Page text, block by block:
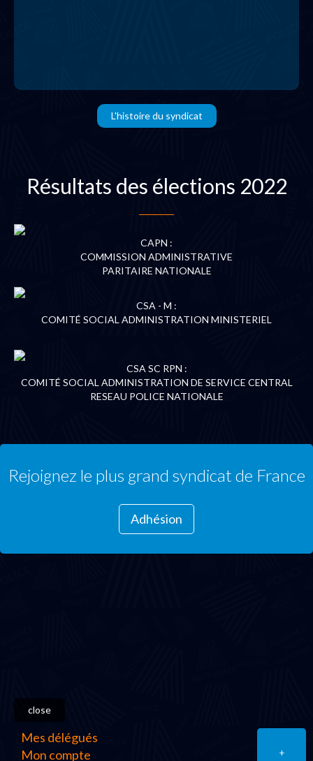
L'histoire du syndicat
Résultats des élections 2022
CAPN :
COMMISSION ADMINISTRATIVE
PARITAIRE NATIONALE
CSA - M :
COMITÉ SOCIAL ADMINISTRATION MINISTERIEL
CSA SC RPN :
COMITÉ SOCIAL ADMINISTRATION DE SERVICE CENTRAL
RESEAU POLICE NATIONALE
Rejoignez le plus grand syndicat de France
Adhésion
+
close
Mes délégués
Mon compte